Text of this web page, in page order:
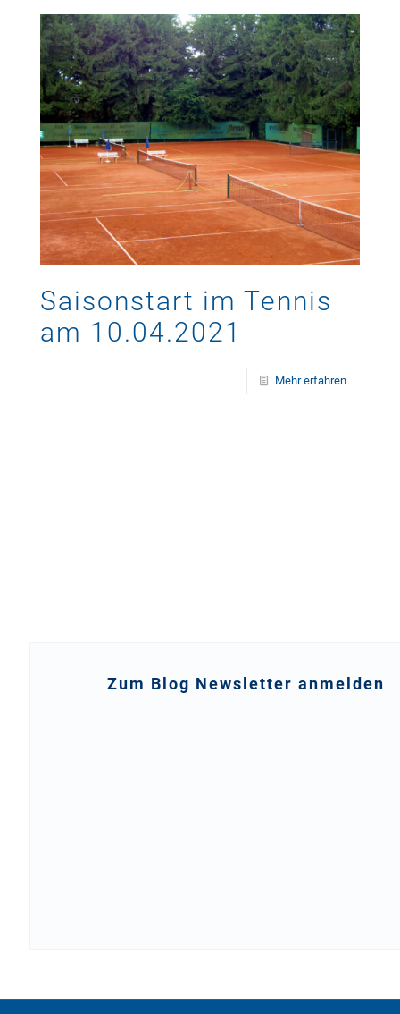
Saisonstart im Tennis
am 10.04.2021
Mehr erfahren
Zum Blog Newsletter anmelden